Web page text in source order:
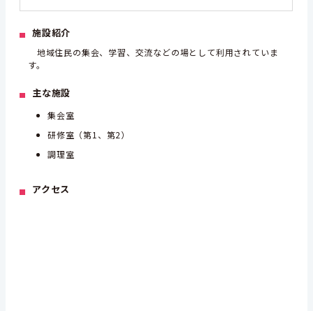
施設紹介
地域住民の集会、学習、交流などの場として利用されていま
す。
主な施設
集会室
研修室（第1、第2）
調理室
アクセス